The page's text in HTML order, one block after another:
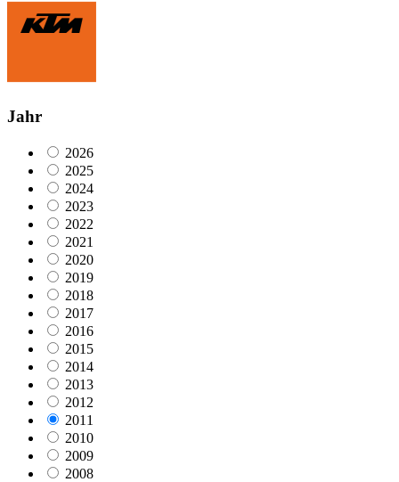
Jahr
2026
2025
2024
2023
2022
2021
2020
2019
2018
2017
2016
2015
2014
2013
2012
2011
2010
2009
2008